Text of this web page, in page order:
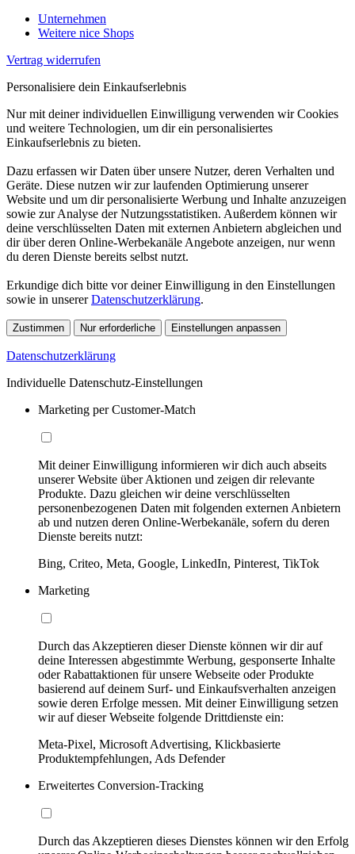
Unternehmen
Weitere nice Shops
Vertrag widerrufen
Personalisiere dein Einkaufserlebnis
Nur mit deiner individuellen Einwilligung verwenden wir Cookies
und weitere Technologien, um dir ein personalisiertes
Einkaufserlebnis zu bieten.
Dazu erfassen wir Daten über unsere Nutzer, deren Verhalten und
Geräte. Diese nutzen wir zur laufenden Optimierung unserer
Website und um dir personalisierte Werbung und Inhalte anzuzeigen
sowie zur Analyse der Nutzungsstatistiken. Außerdem können wir
deine verschlüsselten Daten mit externen Anbietern abgleichen und
dir über deren Online-Werbekanäle Angebote anzeigen, nur wenn
du deren Dienste bereits selbst nutzt.
Erkundige dich bitte vor deiner Einwilligung in den Einstellungen
sowie in unsererDatenschutzerklärung.
Zustimmen Nur erforderliche Einstellungen anpassen
Datenschutzerklärung
Individuelle Datenschutz-Einstellungen
Marketing per Customer-Match
Mit deiner Einwilligung informieren wir dich auch abseits
unserer Website über Aktionen und zeigen dir relevante
Produkte. Dazu gleichen wir deine verschlüsselten
personenbezogenen Daten mit folgenden externen Anbietern
ab und nutzen deren Online-Werbekanäle, sofern du deren
Dienste bereits nutzt:
Bing, Criteo, Meta, Google, LinkedIn, Pinterest, TikTok
Marketing
Durch das Akzeptieren dieser Dienste können wir dir auf
deine Interessen abgestimmte Werbung, gesponserte Inhalte
oder Rabattaktionen für unsere Webseite oder Produkte
basierend auf deinem Surf- und Einkaufsverhalten anzeigen
sowie deren Erfolge messen. Mit deiner Einwilligung setzen
wir auf dieser Webseite folgende Drittdienste ein:
Meta-Pixel, Microsoft Advertising, Klickbasierte
Produktempfehlungen, Ads Defender
Erweitertes Conversion-Tracking
Durch das Akzeptieren dieses Dienstes können wir den Erfolg